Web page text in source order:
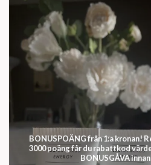
BONUSPOÄNG från 1:a kronan!
3000 poäng får du rabattkod
BONUSGÅVA